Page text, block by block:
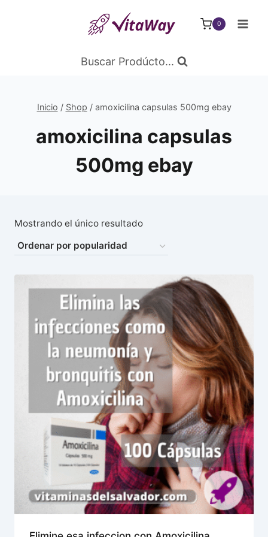
0
Buscar Prodúcto...
Inicio / Shop / amoxicilina capsulas 500mg ebay
amoxicilina capsulas
500mg ebay
Mostrando el único resultado